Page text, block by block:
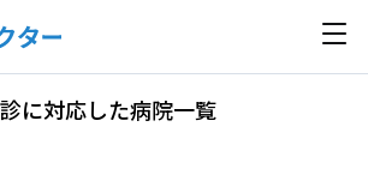
に対応した病院一覧